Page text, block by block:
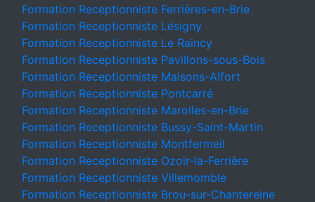
Formation Receptionniste Ferrières-en-Brie
Formation Receptionniste Lésigny
Formation Receptionniste Le Raincy
Formation Receptionniste Pavillons-sous-Bois
Formation Receptionniste Maisons-Alfort
Formation Receptionniste Pontcarré
Formation Receptionniste Marolles-en-Brie
Formation Receptionniste Bussy-Saint-Martin
Formation Receptionniste Montfermeil
Formation Receptionniste Ozoir-la-Ferrière
Formation Receptionniste Villemomble
Formation Receptionniste Brou-sur-Chantereine